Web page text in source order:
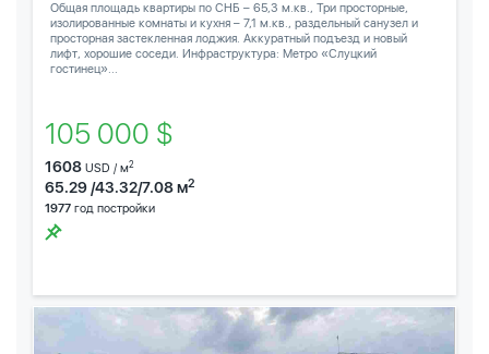
Общая площадь квартиры по СНБ – 65,3 м.кв., Три просторные,
изолированные комнаты и кухня – 7,1 м.кв., раздельный санузел и
просторная застекленная лоджия. Аккуратный подъезд и новый
лифт, хорошие соседи. Инфраструктура: Метро «Слуцкий
гостинец»...
105 000 $
1608 USD / м2
65.29 /43.32/7.08 м2
1977 год постройки